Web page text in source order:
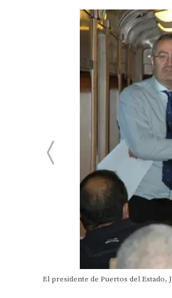
El presidente de Puertos del Estado,